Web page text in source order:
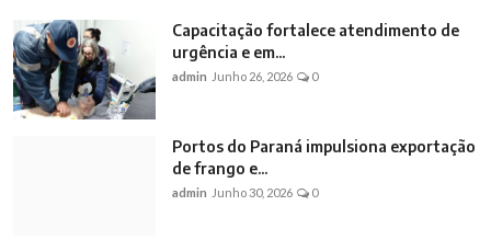
Capacitação fortalece atendimento de
urgência e em...
admin Junho 26, 2026 0
Portos do Paraná impulsiona exportação
de frango e...
admin Junho 30, 2026 0